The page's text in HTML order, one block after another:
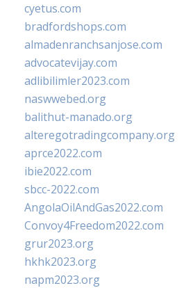
cyetus.com
bradfordshops.com
almadenranchsanjose.com
advocatevijay.com
adlibilimler2023.com
naswwebed.org
balithut-manado.org
alteregotradingcompany.org
aprce2022.com
ibie2022.com
sbcc-2022.com
AngolaOilAndGas2022.com
Convoy4Freedom2022.com
grur2023.org
hkhk2023.org
napm2023.org